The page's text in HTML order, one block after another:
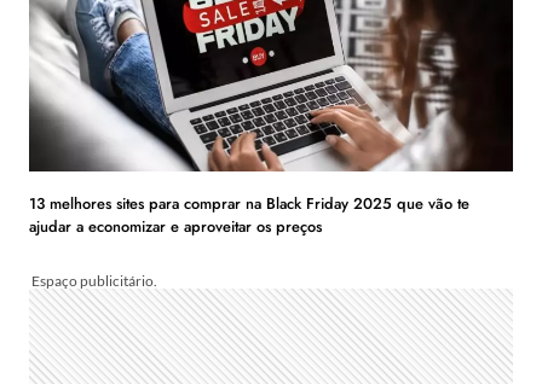
13 melhores sites para comprar na Black Friday 2025 que vão te
ajudar a economizar e aproveitar os preços